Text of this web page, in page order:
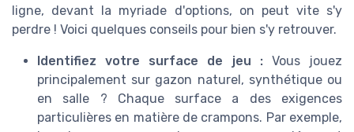
ligne, devant la myriade d'options, on peut vite s'y
perdre ! Voici quelques conseils pour bien s'y retrouver.
Identifiez votre surface de jeu :Vous jouez
principalement sur gazon naturel, synthétique ou
en salle ? Chaque surface a des exigences
particulières en matière de crampons. Par exemple,